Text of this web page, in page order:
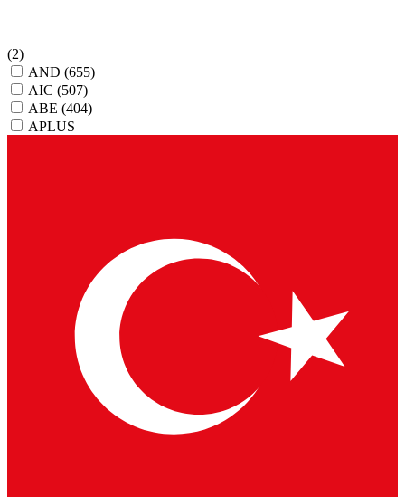
(2)
AND (655)
AIC (507)
ABE (404)
APLUS